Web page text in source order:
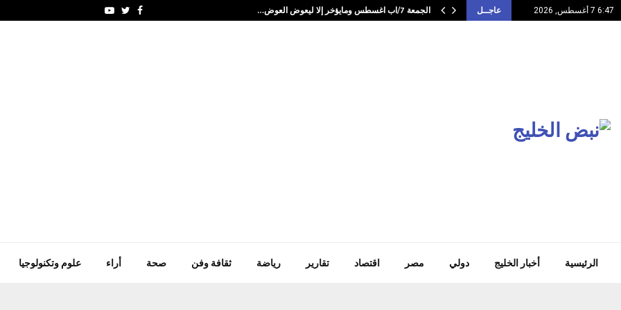
6:47 7 أغسطس, 2026 عاجــل الجمعة 7/اب اغسطس ومايؤخر إلا ليعوض العوض… Facebook
Twitter
Youtube
الرئيسية أخبار الخليج دولي مصر اقتصاد تقارير رياضة ثقافة وفن صحة أراء علوم وتكنولوجيا